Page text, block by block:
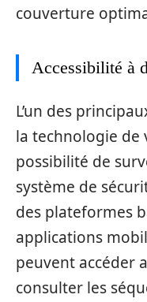
couverture
Accessibilité à
L’un des
la technologie de
possibilité de
système de
des plateformes
applications
peuvent accéder
consulter les